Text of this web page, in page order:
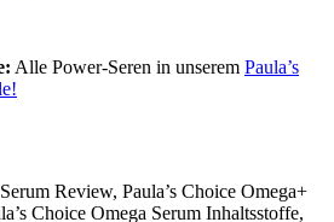
Alle Power-Seren in unserem Paula’s